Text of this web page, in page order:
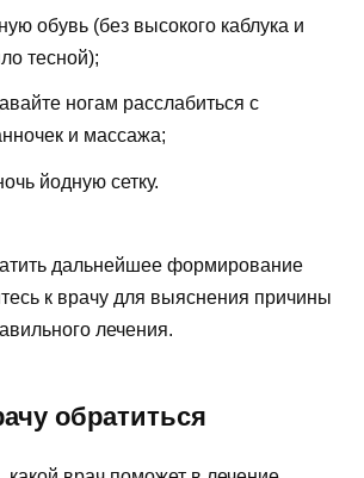
обувь (без высокого каблука и
тесной);
ногам расслабиться с
и массажа;
йодную сетку.
дальнейшее формирование
к врачу для выяснения причины
лечения.
обратиться